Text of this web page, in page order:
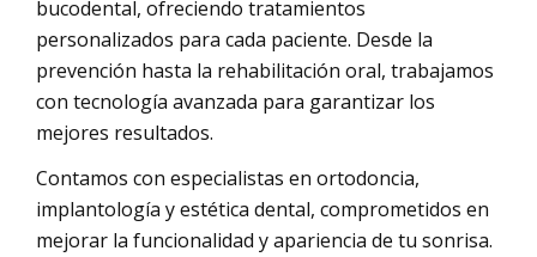
bucodental, ofreciendo tratamientos
personalizados para cada paciente. Desde la
prevención hasta la rehabilitación oral, trabajamos
con tecnología avanzada para garantizar los
mejores resultados.
Contamos con especialistas en ortodoncia,
implantología y estética dental, comprometidos en
mejorar la funcionalidad y apariencia de tu sonrisa.